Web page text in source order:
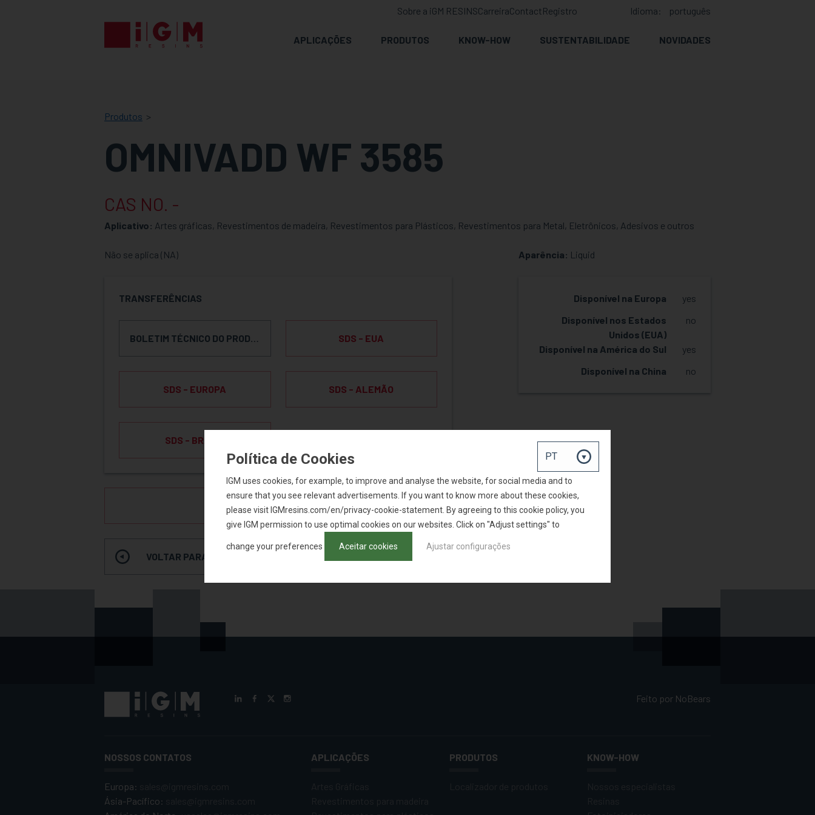
APLICAÇÕES PRODUTOS KNOW-HOW SUSTENTABILIDADE NOVIDADES
Idioma: português
Sobre a iGM RESINSCarreiraContactRegistro
RESINS
Produtos
OMNIVADD WF 3585
CAS NO. -
Aplicativo: Artes gráficas, Revestimentos de madeira, Revestimentos para Plásticos, Revestimentos para Metal, Eletrônicos, Adesivos e outros
Não se aplica (NA)
TRANSFERÊNCIAS
BOLETIM TÉCNICO DO PRODUTO SDS - EUA
SDS - EUROPA SDS - ALEMÃO
SDS - BRAZIL
SOLICITAR AMOSTRA
Aparência: Liquid
Disponível na Europa
yes
Disponível nos Estados
Unidos (EUA)
no
Disponível na América do Sul
yes
Disponível na China
no
VOLTAR PARA A PESQUISA DE PRODUTOS
Feito por NoBears
NOSSOS CONTATOS
Europa:
Ásia-Pacífico:
APLICAÇÕES PRODUTOS KNOW-HOW
Política de Cookies
IGM uses cookies, for example, to improve and analyse the website, for social media and to
ensure that you see relevant advertisements. If you want to know more about these cookies,
please visit IGMresins.com/en/privacy-cookie-statement. By agreeing to this cookie policy, you
give IGM permission to use optimal cookies on our websites. Click on "Adjust settings" to
change your preferences Aceitar cookies Ajustar configurações